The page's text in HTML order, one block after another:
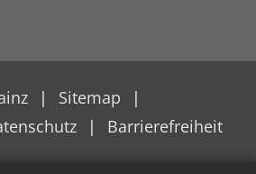
Sitemap
Barrierefreiheit